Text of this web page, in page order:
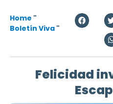
Home "
Boletín Viva "
Felicidad